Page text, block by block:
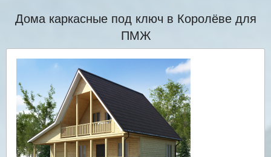
Дома каркасные под ключ в Королёве для
ПМЖ